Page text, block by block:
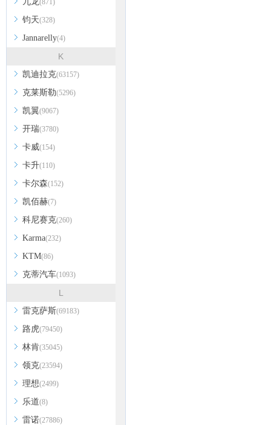
(871)
钧天(328)
Jannarelly(4)
K
凯迪拉克(63157)
克莱斯勒(5296)
凯翼(9067)
开瑞(3780)
卡威(154)
卡升(110)
卡尔森(152)
凯佰赫(7)
科尼赛克(260)
Karma(232)
KTM(86)
克蒂汽车(1093)
L
雷克萨斯(69183)
路虎(79450)
林肯(35045)
领克(23594)
理想(2499)
乐道(8)
雷诺(27886)